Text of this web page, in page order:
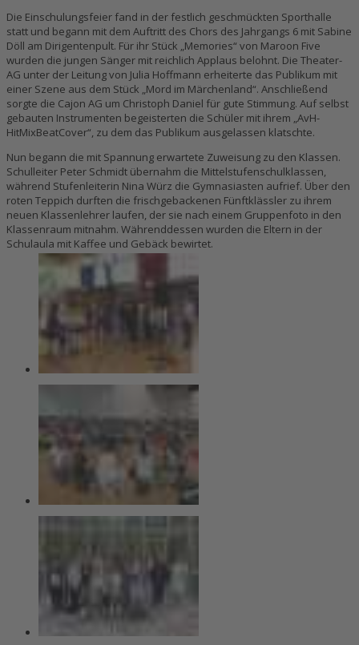
Die Einschulungsfeier fand in der festlich geschmückten Sporthalle
statt und begann mit dem Auftritt des Chors des Jahrgangs 6 mit Sabine
Döll am Dirigentenpult. Für ihr Stück „Memories“ von Maroon Five
wurden die jungen Sänger mit reichlich Applaus belohnt. Die Theater-
AG unter der Leitung von Julia Hoffmann erheiterte das Publikum mit
einer Szene aus dem Stück „Mord im Märchenland“. Anschließend
sorgte die Cajon AG um Christoph Daniel für gute Stimmung. Auf selbst
gebauten Instrumenten begeisterten die Schüler mit ihrem „AvH-
HitMixBeatCover“, zu dem das Publikum ausgelassen klatschte.
Nun begann die mit Spannung erwartete Zuweisung zu den Klassen.
Schulleiter Peter Schmidt übernahm die Mittelstufenschulklassen,
während Stufenleiterin Nina Würz die Gymnasiasten aufrief. Über den
roten Teppich durften die frischgebackenen Fünftklässler zu ihrem
neuen Klassenlehrer laufen, der sie nach einem Gruppenfoto in den
Klassenraum mitnahm. Währenddessen wurden die Eltern in der
Schulaula mit Kaffee und Gebäck bewirtet.